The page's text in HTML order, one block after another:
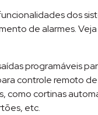
dos
de alarmes.
programáveis
controle remoto
como cortinas
etc.